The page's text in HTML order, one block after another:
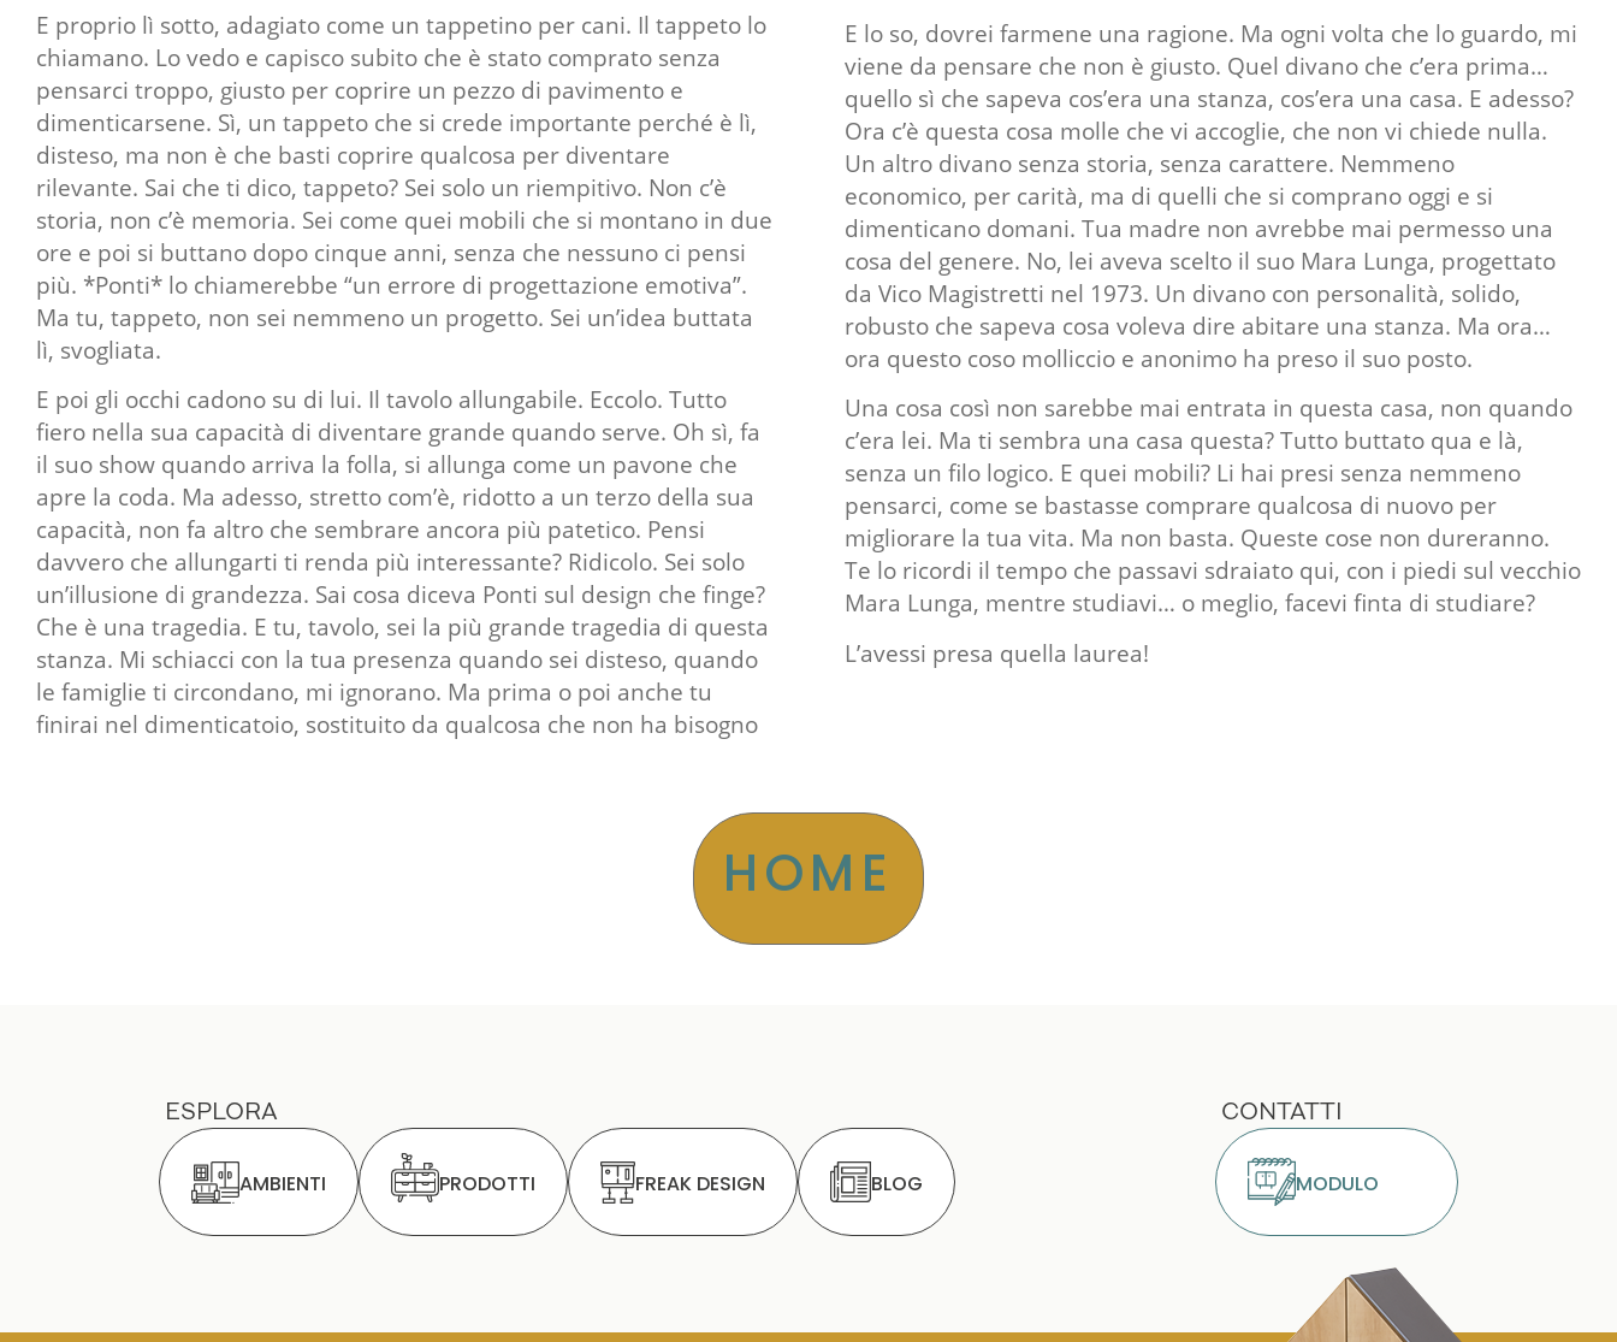
E proprio lì sotto, adagiato come un tappetino per cani. Il tappeto lo
chiamano. Lo vedo e capisco subito che è stato comprato senza
pensarci troppo, giusto per coprire un pezzo di pavimento e
dimenticarsene. Sì, un tappeto che si crede importante perché è lì,
disteso, ma non è che basti coprire qualcosa per diventare
rilevante. Sai che ti dico, tappeto? Sei solo un riempitivo. Non c’è
storia, non c’è memoria. Sei come quei mobili che si montano in due
ore e poi si buttano dopo cinque anni, senza che nessuno ci pensi
più. *Ponti* lo chiamerebbe “un errore di progettazione emotiva”.
Ma tu, tappeto, non sei nemmeno un progetto. Sei un’idea buttata
lì, svogliata.
E poi gli occhi cadono su di lui. Il tavolo allungabile. Eccolo. Tutto
fiero nella sua capacità di diventare grande quando serve. Oh sì, fa
il suo show quando arriva la folla, si allunga come un pavone che
apre la coda. Ma adesso, stretto com’è, ridotto a un terzo della sua
capacità, non fa altro che sembrare ancora più patetico. Pensi
davvero che allungarti ti renda più interessante? Ridicolo. Sei solo
un’illusione di grandezza. Sai cosa diceva Ponti sul design che finge?
Che è una tragedia. E tu, tavolo, sei la più grande tragedia di questa
stanza. Mi schiacci con la tua presenza quando sei disteso, quando
le famiglie ti circondano, mi ignorano. Ma prima o poi anche tu
finirai nel dimenticatoio, sostituito da qualcosa che non ha bisogno
E lo so, dovrei farmene una ragione. Ma ogni volta che lo guardo, mi
viene da pensare che non è giusto. Quel divano che c’era prima…
quello sì che sapeva cos’era una stanza, cos’era una casa. E adesso?
Ora c’è questa cosa molle che vi accoglie, che non vi chiede nulla.
Un altro divano senza storia, senza carattere. Nemmeno
economico, per carità, ma di quelli che si comprano oggi e si
dimenticano domani. Tua madre non avrebbe mai permesso una
cosa del genere. No, lei aveva scelto il suo Mara Lunga, progettato
da Vico Magistretti nel 1973. Un divano con personalità, solido,
robusto che sapeva cosa voleva dire abitare una stanza. Ma ora…
ora questo coso molliccio e anonimo ha preso il suo posto.
Una cosa così non sarebbe mai entrata in questa casa, non quando
c’era lei. Ma ti sembra una casa questa? Tutto buttato qua e là,
senza un filo logico. E quei mobili? Li hai presi senza nemmeno
pensarci, come se bastasse comprare qualcosa di nuovo per
migliorare la tua vita. Ma non basta. Queste cose non dureranno.
Te lo ricordi il tempo che passavi sdraiato qui, con i piedi sul vecchio
Mara Lunga, mentre studiavi… o meglio, facevi finta di studiare?
L’avessi presa quella laurea!
HOME
ESPLORA
AMBIENTI PRODOTTI FREAK DESIGN BLOG
CONTATTI
MODULO